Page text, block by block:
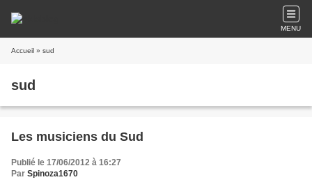
MENU
Accueil » sud
sud
Les musiciens du Sud
Publié le 17/06/2012 à 16:27
Par Spinoza1670